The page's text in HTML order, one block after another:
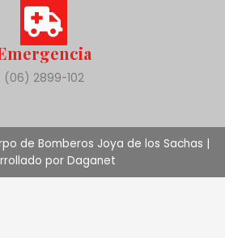
(06) 2899-102
de Bomberos Joya de los Sachas |
por Daganet